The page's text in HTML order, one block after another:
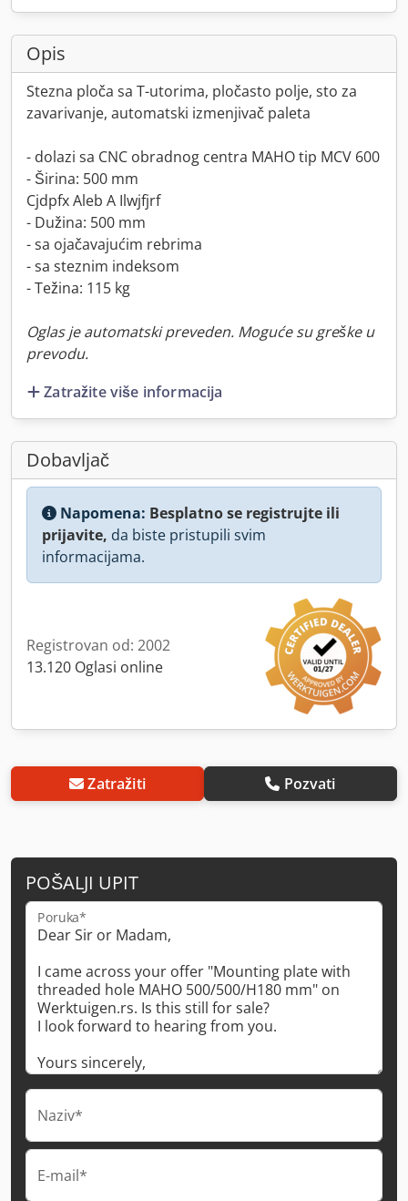
Opis
Stezna ploča sa T-utorima, pločasto polje, sto za
zavarivanje, automatski izmenjivač paleta
- dolazi sa CNC obradnog centra MAHO tip MCV 600
- Širina: 500 mm
Cjdpfx Aleb A Ilwjfjrf
- Dužina: 500 mm
- sa ojačavajućim rebrima
- sa steznim indeksom
- Težina: 115 kg
Oglas je automatski preveden. Moguće su greške u
prevodu.
Zatražite više informacija
Dobavljač
Napomena: Besplatno se registrujte ili
prijavite, da biste pristupili svim
informacijama.
Registrovan od: 2002
13.120 Oglasi online
Zatražiti Pozvati
POŠALJI UPIT
Poruka*
Naziv*
E-mail*